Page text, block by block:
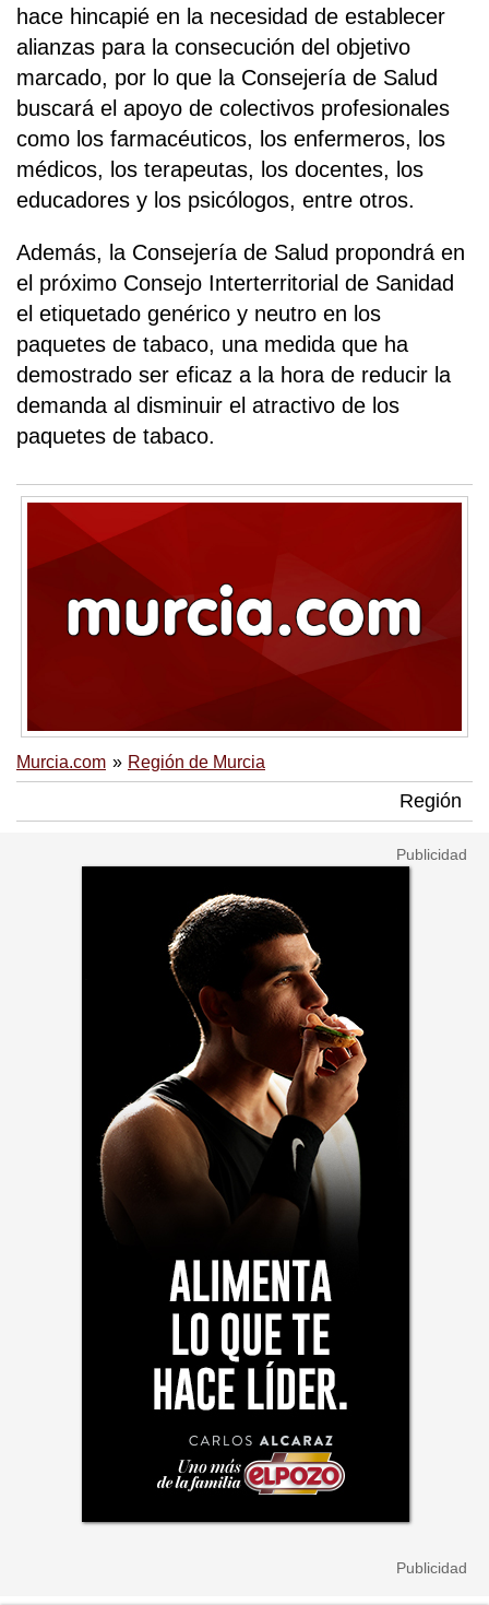
hace hincapié en la necesidad de establecer
alianzas para la consecución del objetivo
marcado, por lo que la Consejería de Salud
buscará el apoyo de colectivos profesionales
como los farmacéuticos, los enfermeros, los
médicos, los terapeutas, los docentes, los
educadores y los psicólogos, entre otros.
Además, la Consejería de Salud propondrá en
el próximo Consejo Interterritorial de Sanidad
el etiquetado genérico y neutro en los
paquetes de tabaco, una medida que ha
demostrado ser eficaz a la hora de reducir la
demanda al disminuir el atractivo de los
paquetes de tabaco.
Murcia.com Región de Murcia
Región